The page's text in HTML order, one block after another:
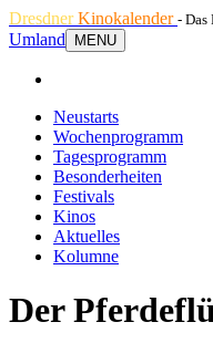
DresdnerKinokalender - Das
Umland
MENU
Neustarts
Wochenprogramm
Tagesprogramm
Besonderheiten
Festivals
Kinos
Aktuelles
Kolumne
Der